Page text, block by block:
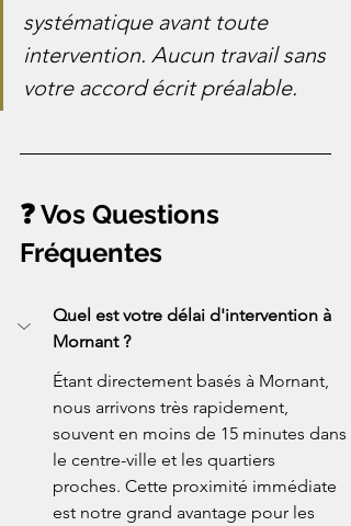
systématique avant toute
intervention. Aucun travail sans
votre accord écrit préalable.
❓ Vos Questions
Fréquentes
Quel est votre délai d'intervention à
Mornant ?
Étant directement basés à Mornant,
nous arrivons très rapidement,
souvent en moins de 15 minutes dans
le centre-ville et les quartiers
proches. Cette proximité immédiate
est notre grand avantage pour les